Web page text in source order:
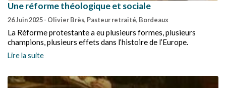
Une réforme théologique et sociale
26 Juin 2025- Olivier Brès, Pasteur retraité, Bordeaux
La Réforme protestante a eu plusieurs formes, plusieurs
champions, plusieurs effets dans l’histoire de l’Europe.
Lire la suite